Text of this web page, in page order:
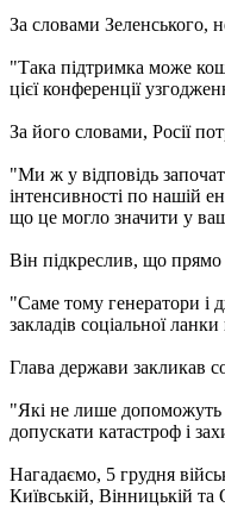
За словами Зеленського,
"Така підтримка може
цієї конференції
За його словами, Росії
"Ми ж у відповідь
інтенсивності по нашій
що це могло значити у
Він підкреслив, що прямо
"Саме тому генератори і
закладів соціальної
Глава держави закликав
"Які не лише допоможуть
допускати катастроф і
Нагадаємо, 5 грудня
Київській, Вінницькій та